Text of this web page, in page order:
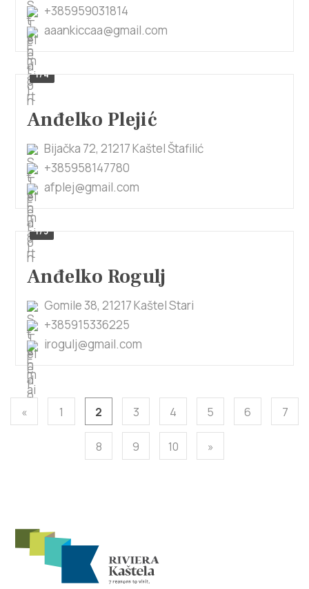
+385959031814
aaankiccaa@gmail.com
1/4
Anđelko Plejić
Bijačka 72, 21217 Kaštel Štafilić
+385958147780
afplej@gmail.com
1/3
Anđelko Rogulj
Gomile 38, 21217 Kaštel Stari
+385915336225
irogulj@gmail.com
« 1 2 3 4 5 6 7
8 9 10 »